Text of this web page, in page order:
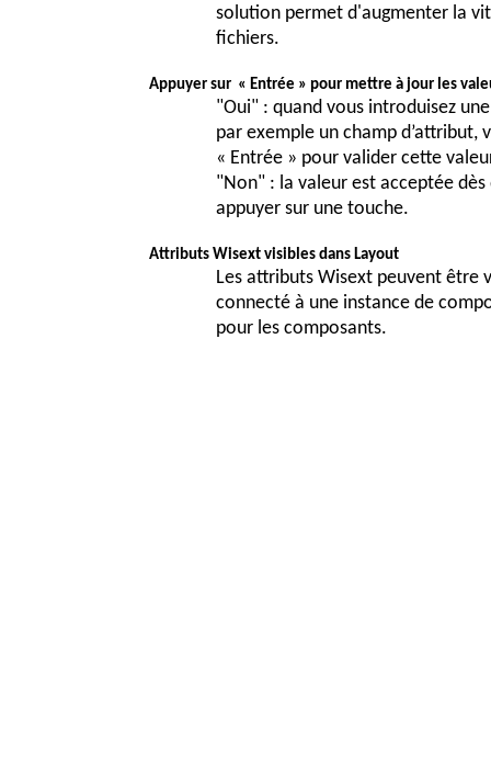
solution permet d'augmenter la
fichiers.
Appuyer sur « Entrée » pour mettre à jour les
"Oui" : quand vous introduisez
par exemple un champ d’attribut,
« Entrée » pour valider cette
"Non" : la valeur est acceptée
appuyer sur une touche.
Attributs Wisext visibles dans Layout
Les attributs Wisext peuvent être
connecté à une instance de
pour les composants.